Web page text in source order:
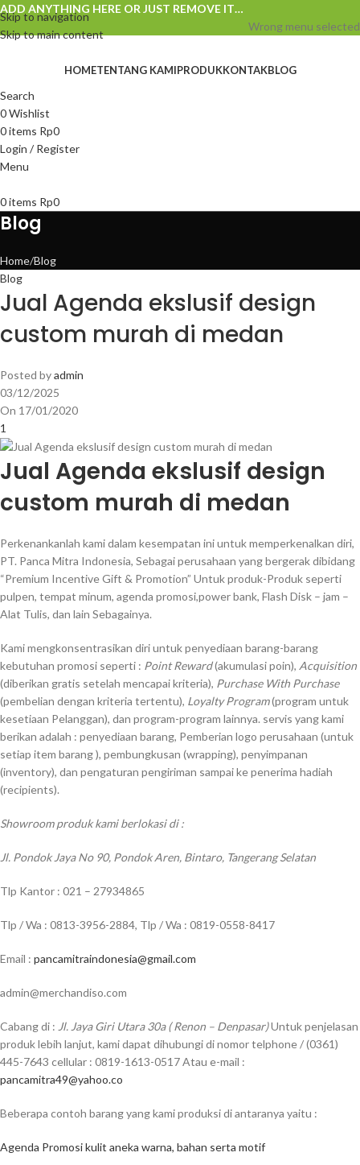
Skip to navigation
Skip to main content
ADD ANYTHING HERE OR JUST REMOVE IT…
Wrong menu selected
HOMETENTANG KAMIPRODUKKONTAKBLOG
Search
0Wishlist
0items Rp0
Login / Register
Menu
0items Rp0
Blog
Home Blog
Blog
Jual Agenda ekslusif design
custom murah di medan
Posted byadmin
03/12/2025
On 17/01/2020
1
Jual Agenda ekslusif design
custom murah di medan
Perkenankanlah kami dalam kesempatan ini untuk memperkenalkan diri,
PT. Panca Mitra Indonesia, Sebagai perusahaan yang bergerak dibidang
“Premium Incentive Gift & Promotion” Untuk produk-Produk seperti
pulpen, tempat minum, agenda promosi,power bank, Flash Disk – jam –
Alat Tulis, dan lain Sebagainya.
Kami mengkonsentrasikan diri untuk penyediaan barang-barang
kebutuhan promosi seperti : Point Reward(akumulasi poin), Acquisition
(diberikan gratis setelah mencapai kriteria), Purchase With Purchase
(pembelian dengan kriteria tertentu), Loyalty Program(program untuk
kesetiaan Pelanggan), dan program-program lainnya. servis yang kami
berikan adalah : penyediaan barang, Pemberian logo perusahaan (untuk
setiap item barang ), pembungkusan (wrapping), penyimpanan
(inventory), dan pengaturan pengiriman sampai ke penerima hadiah
(recipients).
Showroom produk kami berlokasi di :
Jl. Pondok Jaya No 90, Pondok Aren, Bintaro, Tangerang Selatan
Tlp Kantor : 021 – 27934865
Tlp / Wa : 0813-3956-2884, Tlp / Wa : 0819-0558-8417
Email : pancamitraindonesia@gmail.com
admin@merchandiso.com
Cabang di : Jl. Jaya Giri Utara 30a ( Renon – Denpasar)Untuk penjelasan
produk lebih lanjut, kami dapat dihubungi di nomor telphone / (0361)
445-7643 cellular : 0819-1613-0517 Atau e-mail :
pancamitra49@yahoo.co
Beberapa contoh barang yang kami produksi di antaranya yaitu :
Agenda Promosi kulit aneka warna, bahan serta motif